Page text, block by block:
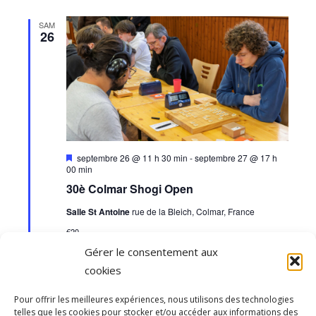
Gérer le consentement aux
cookies
Pour offrir les meilleures expériences, nous utilisons des technologies
telles que les cookies pour stocker et/ou accéder aux informations des
de
vues
date.
SAM
26
30è Colmar Shogi Open
Mis
en
septembre 26 @ 11 h 30 min -septembre 27 @ 17 h
00 min
Salle St Antoinerue de la Bleich, Colmar, France
€20